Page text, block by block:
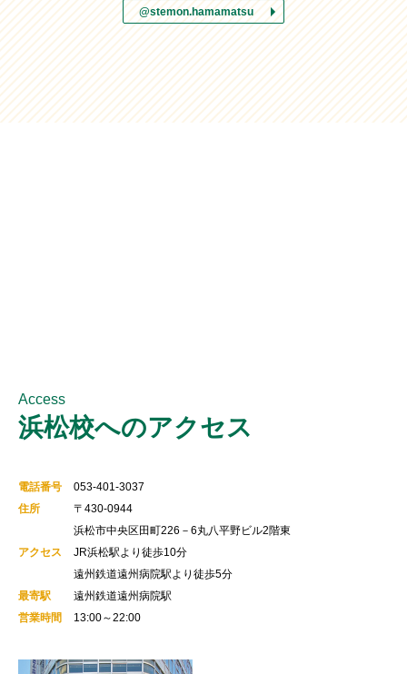
@stemon.hamamatsu
Access
浜松校へのアクセス
電話番号
053-401-3037
住所
〒430-0944
浜松市中央区田町226－6丸八平野ビル2階東
アクセス
JR浜松駅より徒歩10分
遠州鉄道遠州病院駅より徒歩5分
最寄駅
遠州鉄道遠州病院駅
営業時間
13:00～22:00